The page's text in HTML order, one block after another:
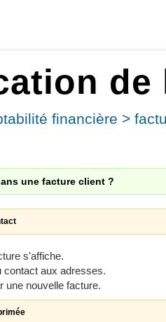
de
financière >
une facture client ?
s'affiche.
contact aux adresses.
une nouvelle facture.